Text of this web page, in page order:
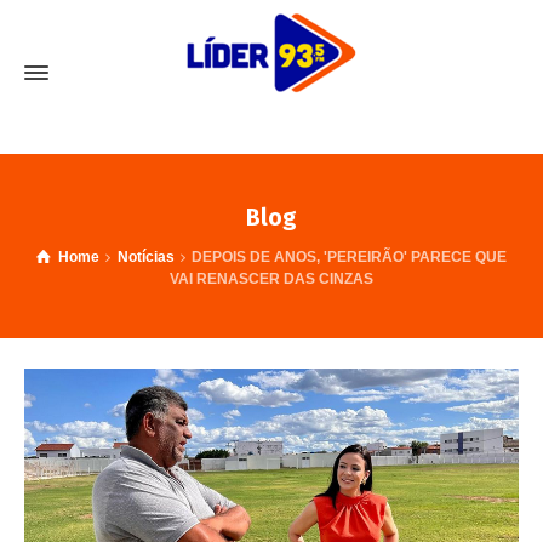
Blog
Home Notícias
DEPOIS DE ANOS, 'PEREIRÃO' PARECE QUE
VAI RENASCER DAS CINZAS